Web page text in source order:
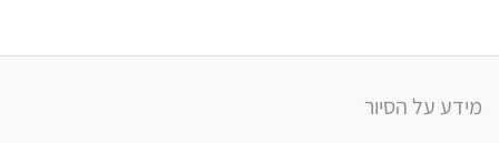
מידע על הסיור